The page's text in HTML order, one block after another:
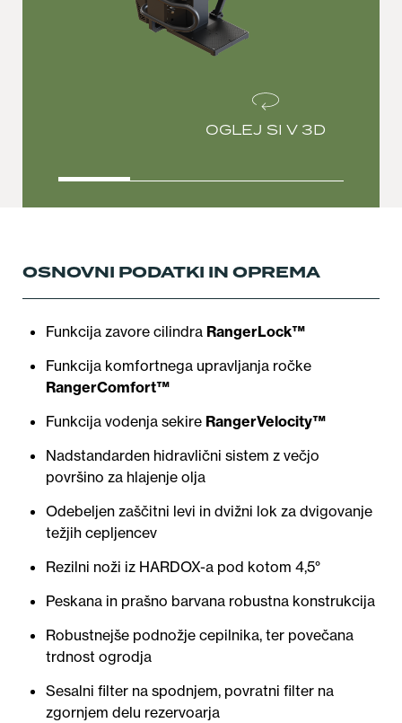
OGLEJ SI V 3D
OSNOVNI PODATKI IN OPREMA
Funkcija zavore cilindra RangerLock™
Funkcija komfortnega upravljanja ročke
RangerComfort™
Funkcija vodenja sekire RangerVelocity™
Nadstandarden hidravlični sistem z večjo
površino za hlajenje olja
Odebeljen zaščitni levi in dvižni lok za dvigovanje
težjih cepljencev
Rezilni noži iz HARDOX-a pod kotom 4,5°
Peskana in prašno barvana robustna konstrukcija
Robustnejše podnožje cepilnika, ter povečana
trdnost ogrodja
Sesalni filter na spodnjem, povratni filter na
zgornjem delu rezervoarja